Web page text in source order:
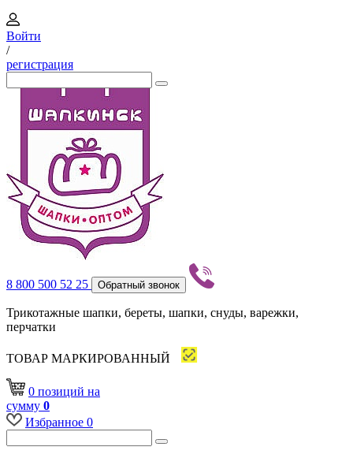
Войти
/
регистрация
8 800 500 52 25 Обратный звонок
Трикотажные шапки, береты, шапки, снуды, варежки,
перчатки
ТОВАР МАРКИРОВАННЫЙ
0 позиций на
сумму 0
Избранное 0